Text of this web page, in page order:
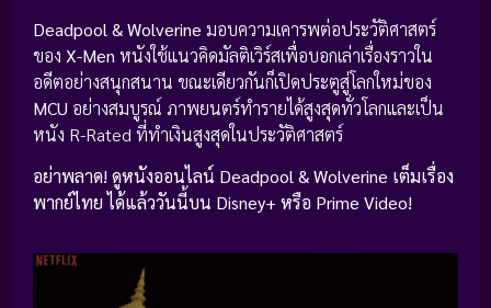
Deadpool & Wolverine มอบความเคารพต่อประวัติศาสตร์
ของ X-Men หนังใช้แนวคิดมัลติเวิร์สเพื่อบอกเล่าเรื่องราวใน
อดีตอย่างสนุกสนาน ขณะเดียวกันก็เปิดประตูสู่โลกใหม่ของ
MCU อย่างสมบูรณ์ ภาพยนตร์ทำรายได้สูงสุดทั่วโลกและเป็น
หนัง R-Rated ที่ทำเงินสูงสุดในประวัติศาสตร์
อย่าพลาด! ดูหนังออนไลน์ Deadpool & Wolverine เต็มเรื่อง
พากย์ไทย ได้แล้ววันนี้บน Disney+ หรือ Prime Video!